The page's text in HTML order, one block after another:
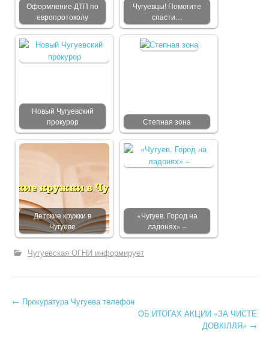
Оформление ДТП по
европротоколу
Чугуевцы! Помогите
спасти…
Новый Чугуевский
прокурор
Степная зона
Детские кружки в
Чугуеве
«Чугуев. Город на
ладонях» –
Чугуевская ОГНИ информирует
Post navigation
← Прокуратура Чугуева телефон
ОБ ИТОГАХ АКЦИИ «ЗА ЧИСТЕ
ДОВКІЛЛЯ» →